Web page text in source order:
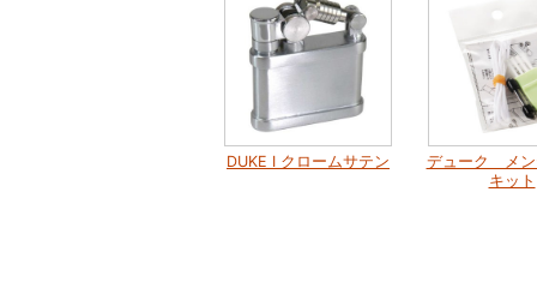
DUKE I クロームサテン
デューク メン
キット